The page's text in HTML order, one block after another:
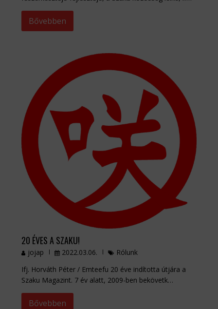
Bővebben
20 ÉVES A SZAKU!
jojap 2022.03.06.
Rólunk
Ifj. Horváth Péter / Emteefu 20 éve indította útjára a
Szaku Magazint. 7 év alatt, 2009-ben bekövetk…
Bővebben